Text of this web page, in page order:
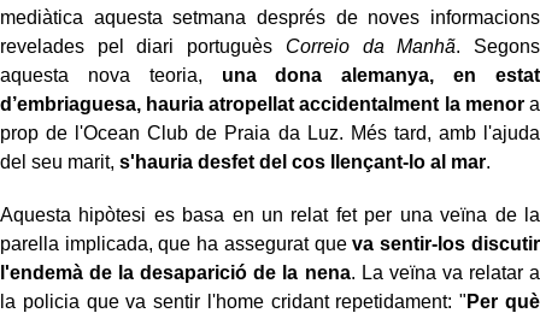
mediàtica aquesta setmana després de noves informacions
revelades pel diari portuguès Correio da Manhã. Segons
aquesta nova teoria, una dona alemanya, en estat
d’embriaguesa, hauria atropellat accidentalment la menora
prop de l'Ocean Club de Praia da Luz. Més tard, amb l'ajuda
del seu marit, s'hauria desfet del cos llençant-lo al mar.
Aquesta hipòtesi es basa en un relat fet per una veïna de la
parella implicada, que ha assegurat queva sentir-los discutir
l'endemà de la desaparició de la nena. La veïna va relatar a
la policia que va sentir l'home cridant repetidament: " Per què